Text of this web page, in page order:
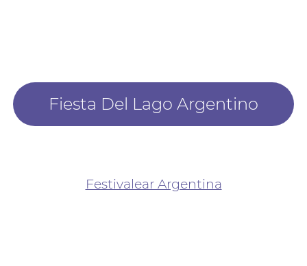
Fiesta Del Lago Argentino
Festivalear Argentina